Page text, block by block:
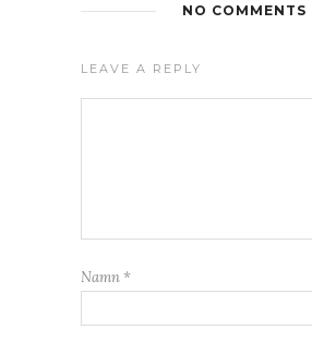
NO COMMENTS
LEAVE A REPLY
Namn *